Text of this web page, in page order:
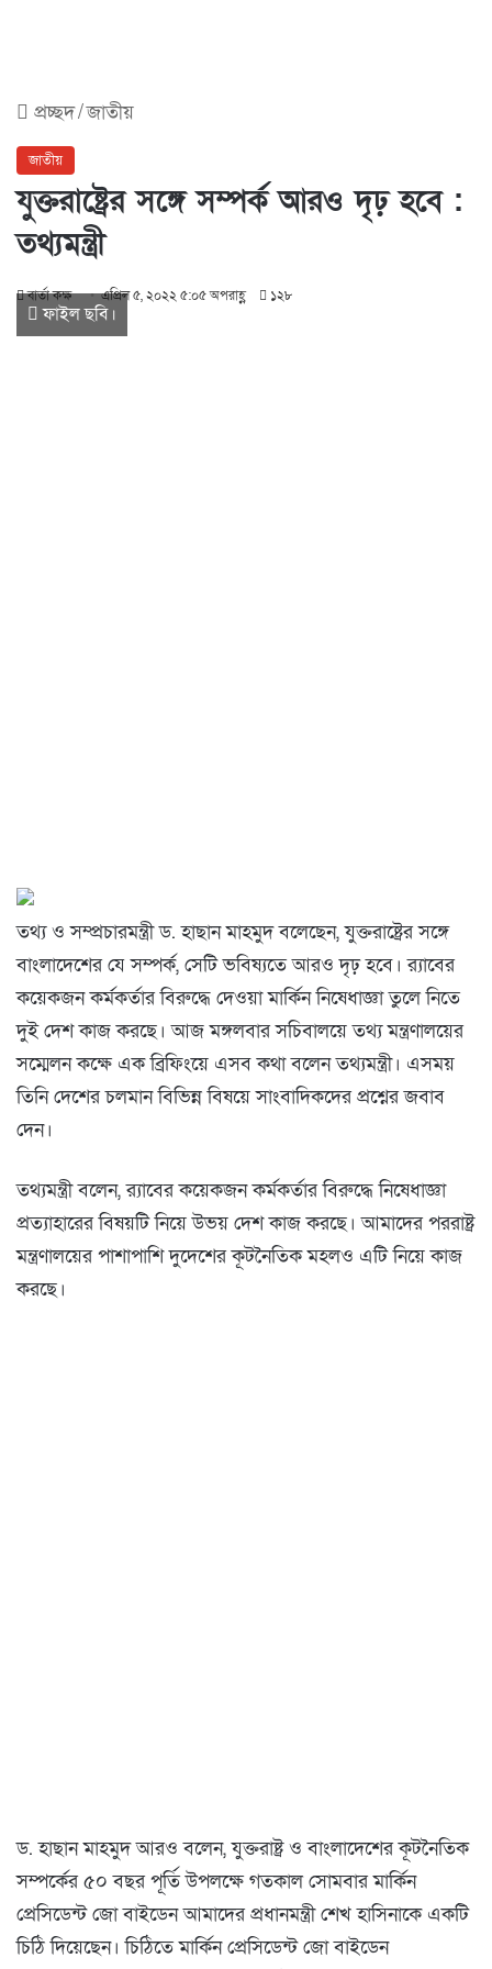
প্রচ্ছদ/জাতীয়
জাতীয়
যুক্তরাষ্ট্রের সঙ্গে সম্পর্ক আরও দৃঢ় হবে :
তথ্যমন্ত্রী
বার্তা কক্ষ এপ্রিল ৫, ২০২২ ৫:০৫ অপরাহ্ণ ১২৮
ফাইল ছবি।
তথ্য ও সম্প্রচারমন্ত্রী ড. হাছান মাহমুদ বলেছেন, যুক্তরাষ্ট্রের সঙ্গে
বাংলাদেশের যে সম্পর্ক, সেটি ভবিষ্যতে আরও দৃঢ় হবে। র‌্যাবের
কয়েকজন কর্মকর্তার বিরুদ্ধে দেওয়া মার্কিন নিষেধাজ্ঞা তুলে নিতে
দুই দেশ কাজ করছে। আজ মঙ্গলবার সচিবালয়ে তথ্য মন্ত্রণালয়ের
সম্মেলন কক্ষে এক ব্রিফিংয়ে এসব কথা বলেন তথ্যমন্ত্রী। এসময়
তিনি দেশের চলমান বিভিন্ন বিষয়ে সাংবাদিকদের প্রশ্নের জবাব
দেন।
তথ্যমন্ত্রী বলেন, র‌্যাবের কয়েকজন কর্মকর্তার বিরুদ্ধে নিষেধাজ্ঞা
প্রত্যাহারের বিষয়টি নিয়ে উভয় দেশ কাজ করছে। আমাদের পররাষ্ট্র
মন্ত্রণালয়ের পাশাপাশি দুদেশের কূটনৈতিক মহলও এটি নিয়ে কাজ
করছে।
ড. হাছান মাহমুদ আরও বলেন, যুক্তরাষ্ট্র ও বাংলাদেশের কূটনৈতিক
সম্পর্কের ৫০ বছর পূর্তি উপলক্ষে গতকাল সোমবার মার্কিন
প্রেসিডেন্ট জো বাইডেন আমাদের প্রধানমন্ত্রী শেখ হাসিনাকে একটি
চিঠি দিয়েছেন। চিঠিতে মার্কিন প্রেসিডেন্ট জো বাইডেন